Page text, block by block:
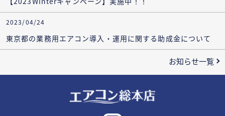
2023/04/24
東京都の業務用エアコン導入・運用に関する助成金について
お知らせ一覧